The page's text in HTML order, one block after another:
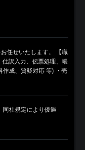
任せいたします。 【職
仕訳入力、伝票処理、帳
作成、質疑対応 等) ・売
同社規定により優遇